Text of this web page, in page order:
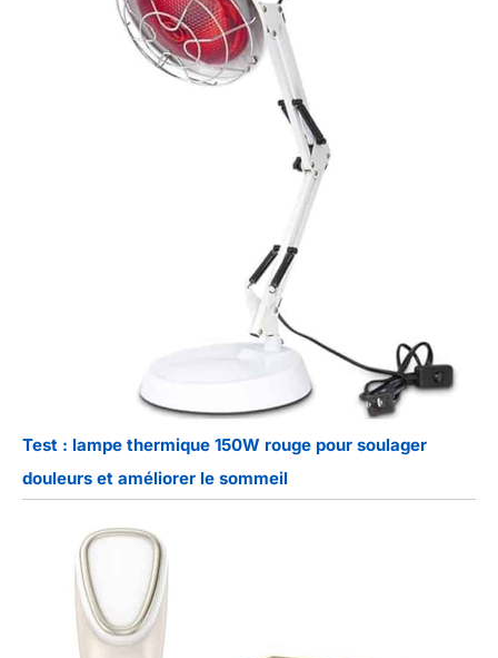
Test : lampe thermique 150W rouge pour soulager
douleurs et améliorer le sommeil